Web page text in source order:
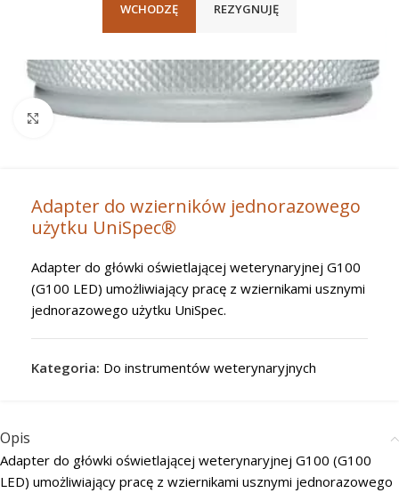
WCHODZĘ REZYGNUJĘ
Powiększ
Adapter do wzierników jednorazowego
użytku UniSpec®
Adapter do główki oświetlającej weterynaryjnej G100
(G100 LED) umożliwiający pracę z wziernikami usznymi
jednorazowego użytku UniSpec.
Kategoria: Do instrumentów weterynaryjnych
Opis
Adapter do główki oświetlającej weterynaryjnej G100 (G100
LED) umożliwiający pracę z wziernikami usznymi jednorazowego